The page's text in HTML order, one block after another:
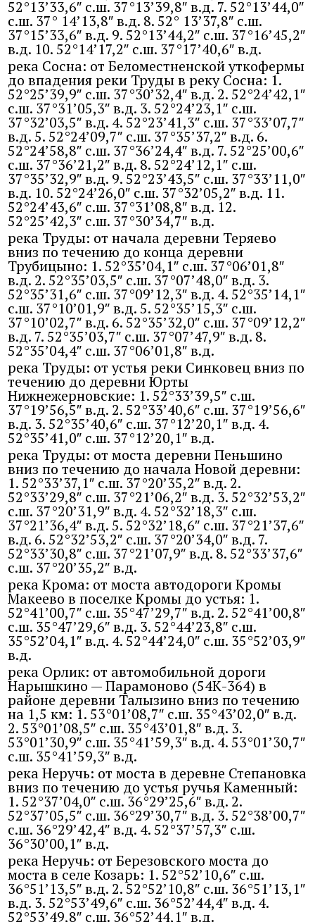
52°13’33,6″ с.ш. 37°13’39,8″ в.д. 7. 52°13’44,0″
с.ш. 37° 14’13,8″ в.д. 8. 52° 13’37,8″ с.ш.
37°15’33,6″ в.д. 9. 52°13’44,2″ с.ш. 37°16’45,2″
в.д. 10. 52°14’17,2″ с.ш. 37°17’40,6″ в.д.
река Сосна: от Беломестненской уткофермы
до впадения реки Труды в реку Сосна: 1.
52°25’39,9″ с.ш. 37°30’32,4″ в.д. 2. 52°24’42,1″
с.ш. 37°31’05,3″ в.д. 3. 52°24’23,1″ с.ш.
37°32’03,5″ в.д. 4. 52°23’41,3″ с.ш. 37°33’07,7″
в.д. 5. 52°24’09,7″ с.ш. 37°35’37,2″ в.д. 6.
52°24’58,8″ с.ш. 37°36’24,4″ в.д. 7. 52°25’00,6″
с.ш. 37°36’21,2″ в.д. 8. 52°24’12,1″ с.ш.
37°35’32,9″ в.д. 9. 52°23’43,5″ с.ш. 37°33’11,0″
в.д. 10. 52°24’26,0″ с.ш. 37°32’05,2″ в.д. 11.
52°24’43,6″ с.ш. 37°31’08,8″ в.д. 12.
52°25’42,3″ с.ш. 37°30’34,7″ в.д.
река Труды: от начала деревни Теряево
вниз по течению до конца деревни
Трубицыно: 1. 52°35’04,1″ с.ш. 37°06’01,8″
в.д. 2. 52°35’03,5″ с.ш. 37°07’48,0″ в.д. 3.
52°35’31,6″ с.ш. 37°09’12,3″ в.д. 4. 52°35’14,1″
с.ш. 37°10’01,9″ в.д. 5. 52°35’15,3″ с.ш.
37°10’02,7″ в.д. 6. 52°35’32,0″ с.ш. 37°09’12,2″
в.д. 7. 52°35’03,7″ с.ш. 37°07’47,9″ в.д. 8.
52°35’04,4″ с.ш. 37°06’01,8″ в.д.
река Труды: от устья реки Синковец вниз по
течению до деревни Юрты
Нижнежерновские: 1. 52°33’39,5″ с.ш.
37°19’56,5″ в.д. 2. 52°33’40,6″ с.ш. 37°19’56,6″
в.д. 3. 52°35’40,6″ с.ш. 37°12’20,1″ в.д. 4.
52°35’41,0″ с.ш. 37°12’20,1″ в.д.
река Труды: от моста деревни Пеньшино
вниз по течению до начала Новой деревни:
1. 52°33’37,1″ с.ш. 37°20’35,2″ в.д. 2.
52°33’29,8″ с.ш. 37°21’06,2″ в.д. 3. 52°32’53,2″
с.ш. 37°20’31,9″ в.д. 4. 52°32’18,3″ с.ш.
37°21’36,4″ в.д. 5. 52°32’18,6″ с.ш. 37°21’37,6″
в.д. 6. 52°32’53,2″ с.ш. 37°20’34,0″ в.д. 7.
52°33’30,8″ с.ш. 37°21’07,9″ в.д. 8. 52°33’37,6″
с.ш. 37°20’35,2″ в.д.
река Крома: от моста автодороги Кромы
Макеево в поселке Кромы до устья: 1.
52°41’00,7″ с.ш. 35°47’29,7″ в.д. 2. 52°41’00,8″
с.ш. 35°47’29,6″ в.д. 3. 52°44’23,8″ с.ш.
35°52’04,1″ в.д. 4. 52°44’24,0″ с.ш. 35°52’03,9″
в.д.
река Орлик: от автомобильной дороги
Нарышкино — Парамоново (54К-364) в
районе деревни Талызино вниз по течению
на 1,5 км: 1. 53°01’08,7″ с.ш. 35°43’02,0″ в.д.
2. 53°01’08,5″ с.ш. 35°43’01,8″ в.д. 3.
53°01’30,9″ с.ш. 35°41’59,3″ в.д. 4. 53°01’30,7″
с.ш. 35°41’59,3″ в.д.
река Неручь: от моста в деревне Степановка
вниз по течению до устья ручья Каменный:
1. 52°37’04,0″ с.ш. 36°29’25,6″ в.д. 2.
52°37’05,5″ с.ш. 36°29’30,7″ в.д. 3. 52°38’00,7″
с.ш. 36°29’42,4″ в.д. 4. 52°37’57,3″ с.ш.
36°30’00,1″ в.д.
река Неручь: от Березовского моста до
моста в селе Козарь: 1. 52°52’10,6″ с.ш.
36°51’13,5″ в.д. 2. 52°52’10,8″ с.ш. 36°51’13,1″
в.д. 3. 52°53’49,6″ с.ш. 36°52’44,4″ в.д. 4.
52°53’49,8″ с.ш. 36°52’44,1″ в.д.